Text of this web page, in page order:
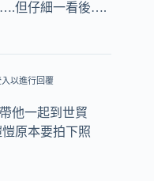
但仔細一看後….
入以進行回覆
他一起到世貿
原本要拍下照